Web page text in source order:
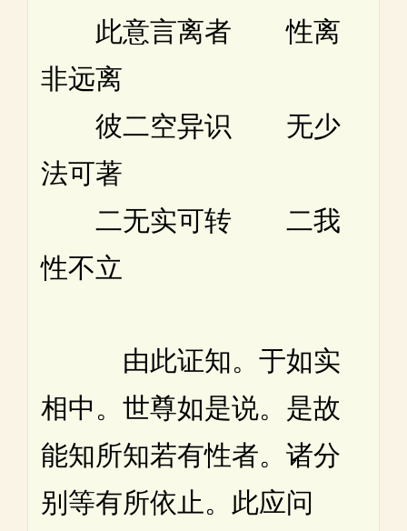
此意言离者 性离
非远离
彼二空异识 无少
法可著
二无实可转 二我
性不立
由此证知。于如实
相中。世尊如是说。是故
能知所知若有性者。诸分
别等有所依止。此应问